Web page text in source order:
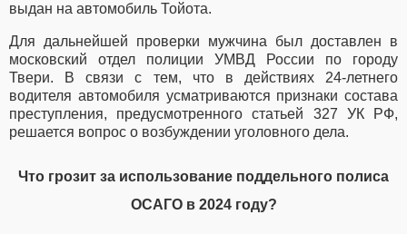
выдан на автомобиль Тойота.
Для дальнейшей проверки мужчина был доставлен в
московский отдел полиции УМВД России по городу
Твери. В связи с тем, что в действиях 24-летнего
водителя автомобиля усматриваются признаки состава
преступления, предусмотренного статьей 327 УК РФ,
решается вопрос о возбуждении уголовного дела.
Что грозит за использование поддельного полиса
ОСАГО в 2024 году?